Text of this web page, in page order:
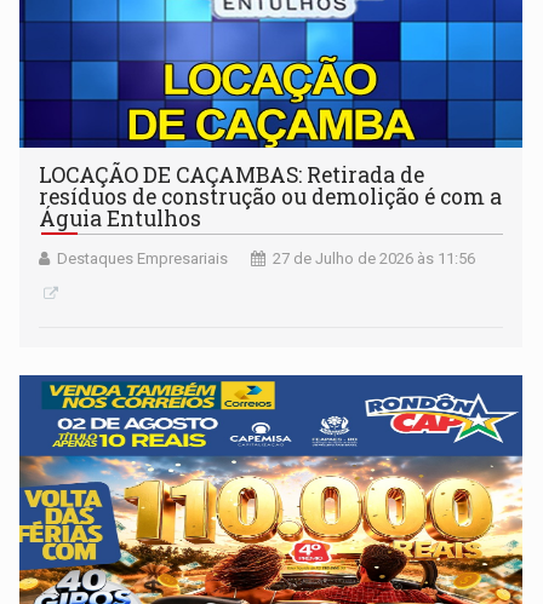
LOCAÇÃO DE CAÇAMBAS: Retirada de
resíduos de construção ou demolição é com a
Águia Entulhos
Destaques Empresariais 27 de Julho de 2026 às 11:56